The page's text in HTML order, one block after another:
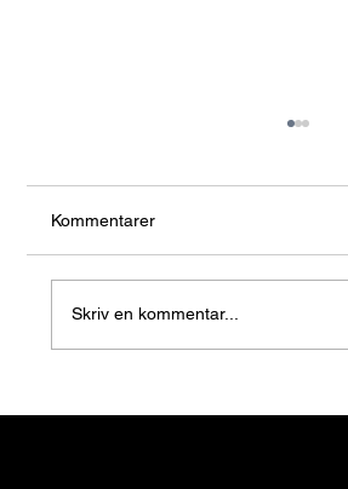
Kommentarer
Skriv en kommentar...